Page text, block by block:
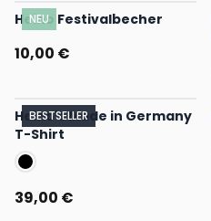
NEU
Heino Festivalbecher
10,00 €
BESTSELLER
Heino's Made in Germany
T-Shirt
39,00 €